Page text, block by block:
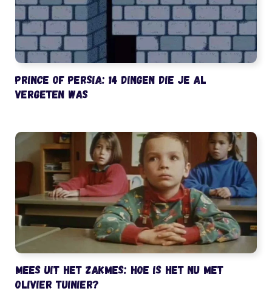
Prince of Persia: 14 dingen die je al
vergeten was
Mees uit het Zakmes: hoe is het nu met
Olivier Tuinier?